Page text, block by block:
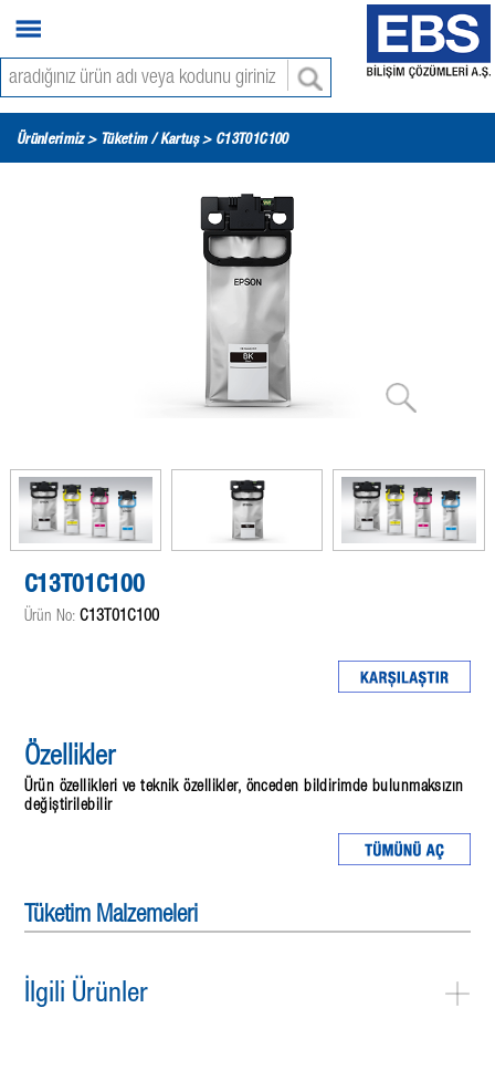
Ürünlerimiz > Tüketim / Kartuş> C13T01C100
C13T01C100
Ürün No:C13T01C100
Özellikler
Ürün özellikleri ve teknik özellikler, önceden bildirimde bulunmaksızın
değiştirilebilir
Tüketim Malzemeleri
İlgili Ürünler